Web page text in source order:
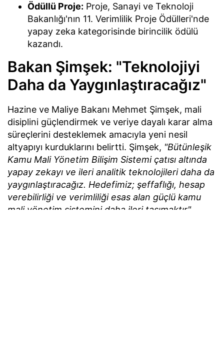
Ödüllü Proje: Proje, Sanayi ve Teknoloji
Bakanlığı'nın 11. Verimlilik Proje Ödülleri'nde
yapay zeka kategorisinde birincilik ödülü
kazandı.
Bakan Şimşek: "Teknolojiyi
Daha da Yaygınlaştıracağız"
Hazine ve Maliye Bakanı Mehmet Şimşek, mali
disiplini güçlendirmek ve veriye dayalı karar alma
süreçlerini desteklemek amacıyla yeni nesil
altyapıyı kurduklarını belirtti. Şimşek, "Bütünleşik
Kamu Mali Yönetim Bilişim Sistemi çatısı altında
yapay zekayı ve ileri analitik teknolojileri daha da
yaygınlaştıracağız. Hedefimiz; şeffaflığı, hesap
verebilirliği ve verimliliği esas alan güçlü kamu
mali yönetim sistemini daha ileri taşımaktır"